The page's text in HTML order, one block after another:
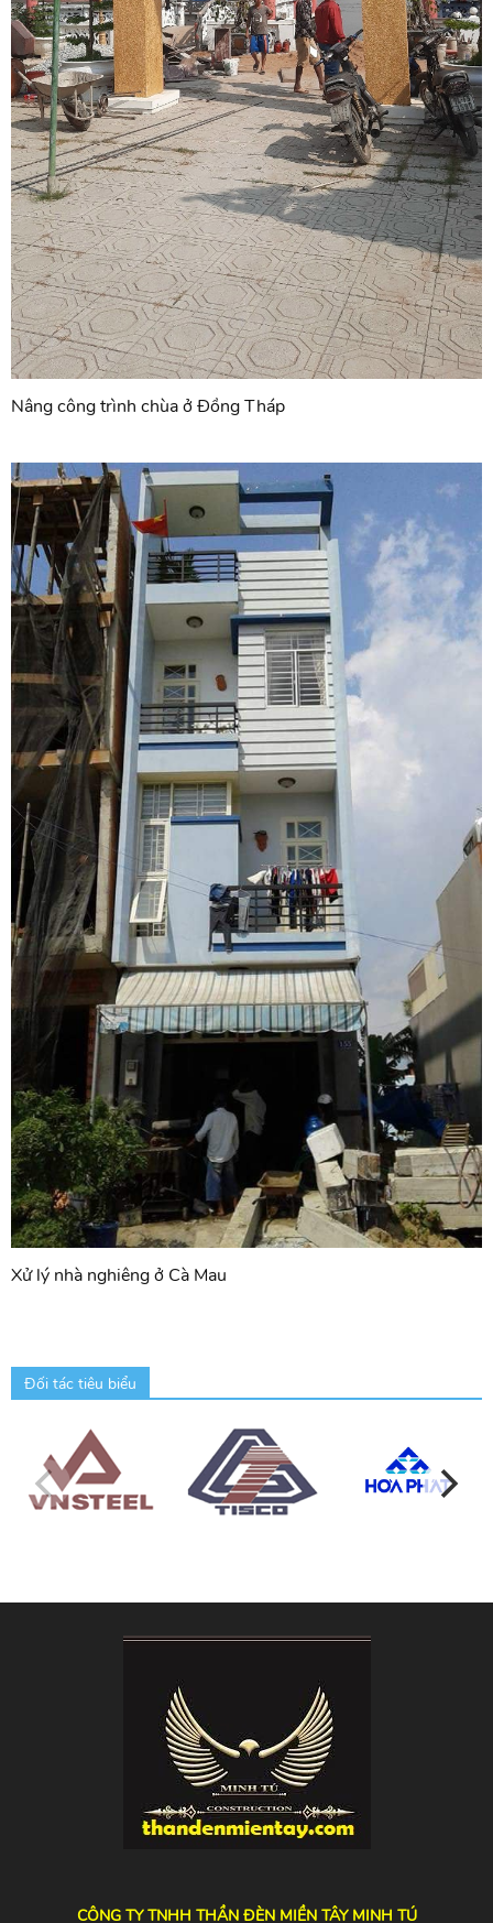
Nâng công trình chùa ở Đồng Tháp
Xử lý nhà nghiêng ở Cà Mau
Đối tác tiêu biểu
CÔNG TY TNHH THẦN ĐÈN MIỀN TÂY MINH TÚ